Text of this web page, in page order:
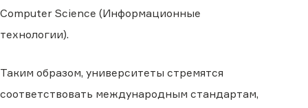
Computer Science (Информационные
технологии).
Таким образом, университеты стремятся
соответствовать международным стандартам,